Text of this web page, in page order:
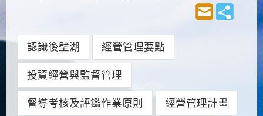
認識後壁湖 經營管理要點
投資經營與監督管理
督導考核及評鑑作業原則 經營管理計畫